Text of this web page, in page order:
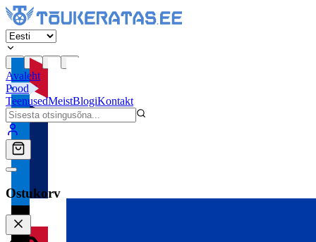
Avaleht
Pood
TeenusedMeistBlogiKontakt
Ostukorv